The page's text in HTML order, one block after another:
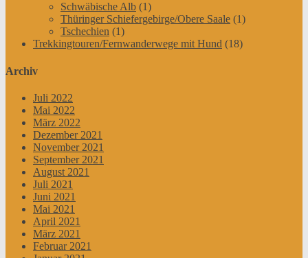
Schwäbische Alb (1)
Thüringer Schiefergebirge/Obere Saale (1)
Tschechien (1)
Trekkingtouren/Fernwanderwege mit Hund (18)
Archiv
Juli 2022
Mai 2022
März 2022
Dezember 2021
November 2021
September 2021
August 2021
Juli 2021
Juni 2021
Mai 2021
April 2021
März 2021
Februar 2021